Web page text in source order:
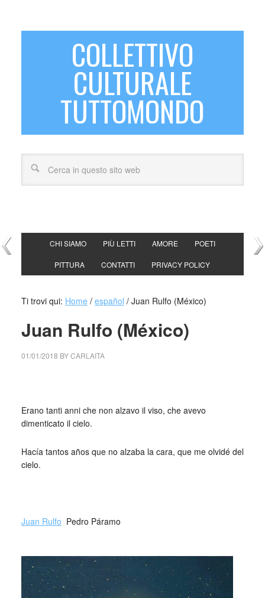
COLLETTIVO
CULTURALE
TUTTOMONDO
CHI SIAMO PIÙ LETTI AMORE POETI
PITTURA CONTATTI PRIVACY POLICY
Ti trovi qui: Home / español /Juan Rulfo (México)
Juan Rulfo (México)
01/01/2018 BYCARLAITA
Erano tanti anni che non alzavo il viso, che avevo
dimenticato il cielo.
Hacía tantos años que no alzaba la cara, que me olvidé del
cielo.
Juan Rulfo Pedro Páramo